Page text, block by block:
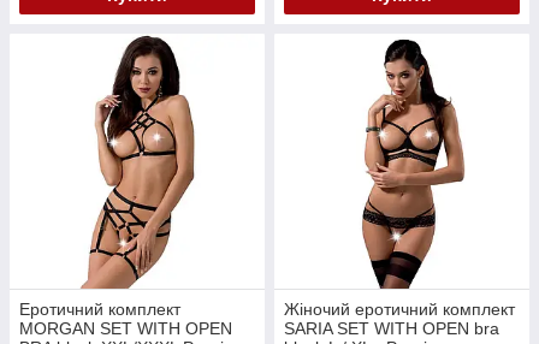
Еротичний комплект
MORGAN SET WITH OPEN
Жіночий еротичний комплект
SARIA SET WITH OPEN bra